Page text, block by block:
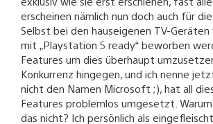
erscheinen nämlich nun doch auch für
Selbst bei den hauseigenen TV-Geräten
mit „Playstation 5 ready“ beworben
Features um dies überhaupt
Konkurrenz hingegen, und ich nenne
nicht den Namen Microsoft ;), hat all
Features problemlos umgesetzt.
das nicht? Ich persönlich als